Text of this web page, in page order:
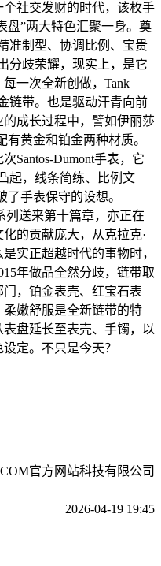
社交发财的时代，该枚手
盘”两大特色汇聚一身。奠
准制型、协调比例、宝贵
分歧荣耀，现实上，是它
一次全新创做，Tank
链带。也是驱动汗青向前
成长过程中，譬如伊丽莎
有黄金和铂金两种材质。
Santos-Dumont手表，它
起，线条简练、比例文
了手表保守的设想。
列送来第十篇章，亦正在
的贡献庞大，从克拉克·
实正超越时代的事物时，
年做品全然分歧，链带取
，铂金表壳、红宝石表
嫩舒服是全新链带的特
盘延长至表壳、手镯，以
定。不只是今天？
官方网站科技有限公司
2026-04-19 19:45